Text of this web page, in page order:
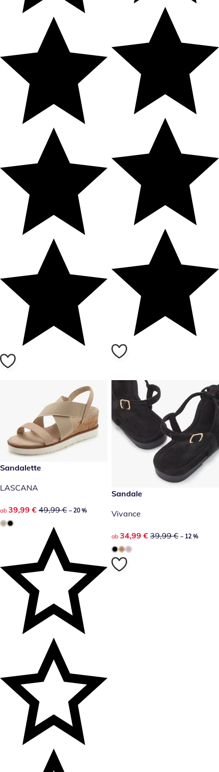
reduzierter Preis 39,99 €, vorheriger Preis: 49,99 €
-20 %
Sandalette
LASCANA
reduzierter Preis 39,99 €, vorheriger Preis: 49,99 €
ab 39,99 € 49,99 € – 20 %
reduzierter Preis 34,99 €,
-12 %
Sandale
Vivance
reduzierter Preis 34,99 €,
ab 34,99 € 39,99 € – 12 %